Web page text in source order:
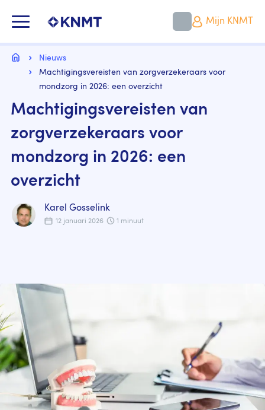
naar
gaan
Mijn KNMT
Kruimelpad
HomeNieuws
Machtigingsvereisten van zorgverzekeraars voor
mondzorg in 2026: een overzicht
Machtigingsvereisten van
zorgverzekeraars voor
mondzorg in 2026: een
overzicht
Karel Gosselink
12 januari 2026 1 minuut
Image